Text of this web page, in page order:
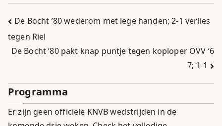
Bericht
navigatie
De Bocht ’80 wederom met lege handen; 2-1 verlies
tegen Riel
De Bocht ’80 pakt knap puntje tegen koploper OVV ’6
7; 1-1
Programma
Er zijn geen officiële KNVB wedstrijden in de